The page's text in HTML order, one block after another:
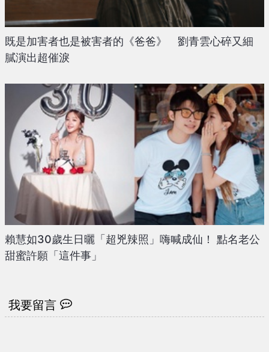
既是加害者也是被害者的《爸爸》 劉青雲心碎又細
膩演出超催淚
賴慧如30歲生日曬「超兇辣照」嗨喊成仙！ 點名老公
甜蜜許願「這件事」
我要留言